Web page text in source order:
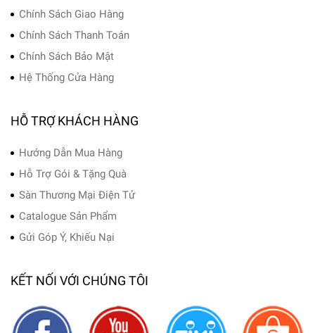
Chính Sách Giao Hàng
Chính Sách Thanh Toán
Chính Sách Bảo Mật
Hệ Thống Cửa Hàng
HỖ TRỢ KHÁCH HÀNG
Hướng Dẫn Mua Hàng
Hỗ Trợ Gói & Tặng Quà
Sàn Thương Mại Điện Tử
Catalogue Sản Phẩm
Gửi Góp Ý, Khiếu Nại
KẾT NỐI VỚI CHÚNG TÔI